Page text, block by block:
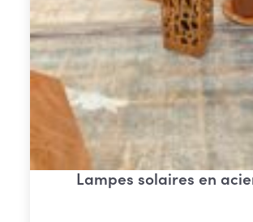
Lampes solaires en